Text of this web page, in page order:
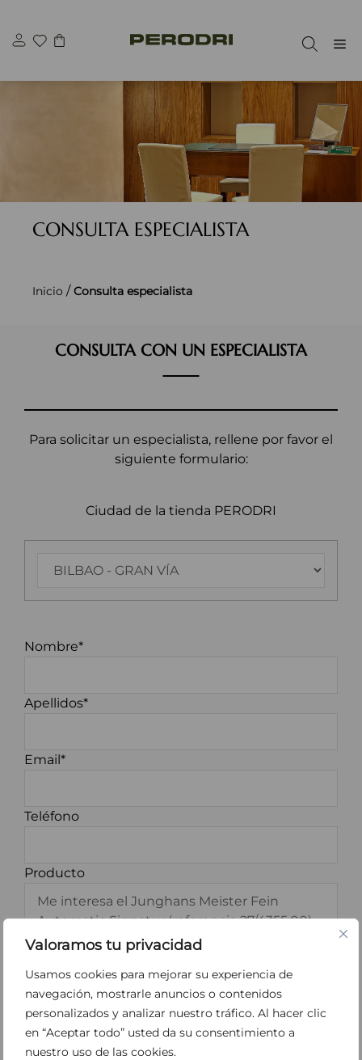
Valoramos tu privacidad
Usamos cookies para mejorar su experiencia de
navegación, mostrarle anuncios o contenidos
personalizados y analizar nuestro tráfico. Al hacer clic
en “Aceptar todo” usted da su consentimiento a
nuestro uso de las cookies.
contenido
CONSULTA ESPECIALISTA
Inicio /Consulta especialista
CONSULTA CON UN ESPECIALISTA
Para solicitar un especialista, rellene por favor el
siguiente formulario:
Ciudad de la tienda PERODRI
Nombre*
Apellidos*
Email*
Teléfono
Producto
*He leído y acepto los
Condiciones